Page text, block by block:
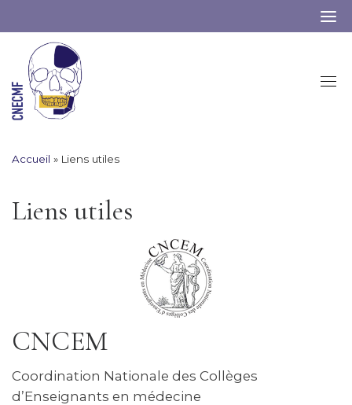
content
Accueil » Liens utiles
Liens utiles
CNCEM
Coordination Nationale des Collèges
d’Enseignants en médecine